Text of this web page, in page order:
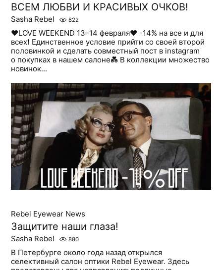
ВСЕМ ЛЮБВИ И КРАСИВЫХ ОЧКОВ!
Sasha Rebel 822
❤LOVE WEEKEND 13–14 февраля❤ -14% на все и для
всех❗ Единственное условие прийти со своей второй
половинкой и сделать совместный пост в instagram
о покупках в нашем салоне💑 В коллекции множество
новинок...
Rebel Eyewear News
Защитите наши глаза!
Sasha Rebel 880
В Петербурге около года назад открылся
селективный салон оптики Rebel Eyewear. Здесь